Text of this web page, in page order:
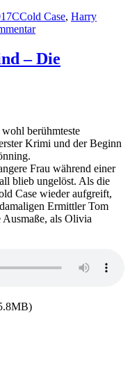
CCold Case, Harry
zu
Michael
Connelly
– Die
berühmteste
Krimi und der Beginn
Frau während einer
blieb ungelöst. Als die
Case wieder aufgreift,
Ermittler Tom
als Olivia